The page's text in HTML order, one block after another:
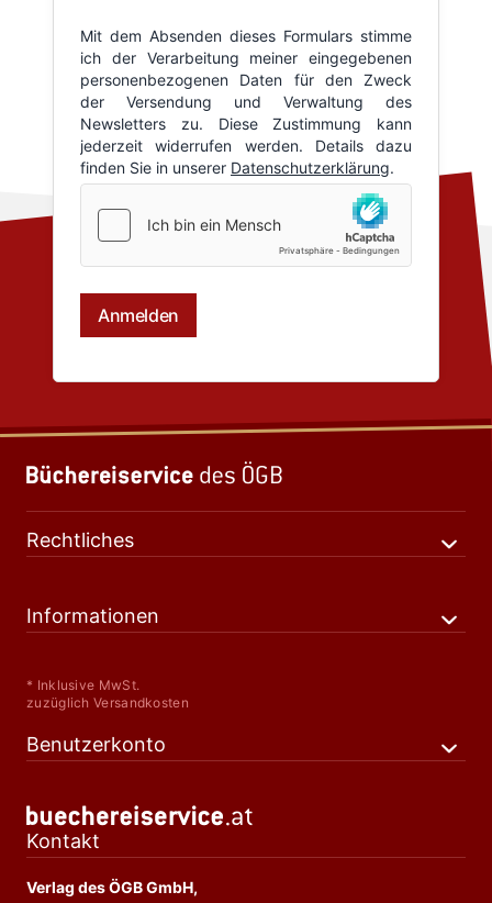
Rechtliches
Informationen
* Inklusive MwSt.
zuzüglich Versandkosten
Benutzerkonto
Kontakt
Verlag des ÖGB GmbH,